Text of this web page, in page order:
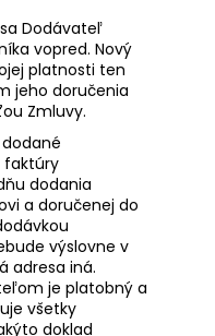
Dodávateľ
vopred. Nový
platnosti ten
jeho doručenia
Zmluvy.
faktúry
dodania
a doručenej do
výslovne v
adresa iná.
je platobný a
všetky
doklad